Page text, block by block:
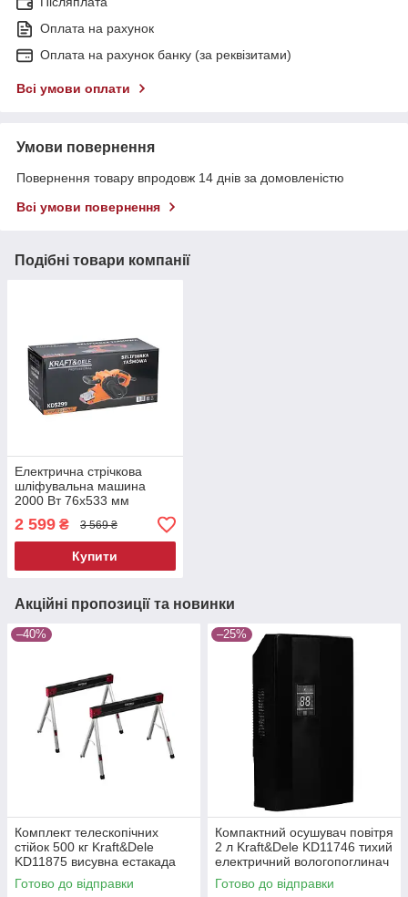
Оплата на рахунок
Оплата на рахунок банку (за реквізитами)
Всі умови оплати
Умови повернення
Повернення товару впродовж 14 днів за домовленістю
Всі умови повернення
Подібні товари компанії
Електрична стрічкова
шліфувальна машина
2000 Вт 76x533 мм
2 599 ₴ 3 569 ₴
Купити
Акційні пропозиції та новинки
–40%
Комплект телескопічних
стійок 500 кг Kraft&Dele
KD11875 висувна естакада
Готово до відправки
–25%
Компактний осушувач повітря
2 л Kraft&Dele KD11746 тихий
електричний вологопоглинач
Готово до відправки